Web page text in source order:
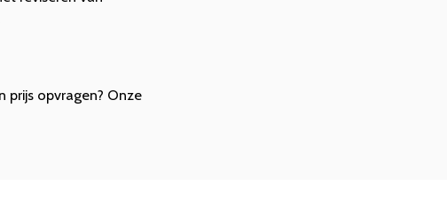
prijs opvragen? Onze